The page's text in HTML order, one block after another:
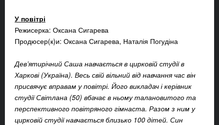
У повітрі
Режисерка: Оксана Сигарева
Продюсер(к)и: Оксана Сигарева, Наталія Погудіна
Дев’ятирічний Саша навчається в цирковій студії в
Харкові (Україна). Весь свій вільний від навчання час він
присвячує вправам у повітрі. Його викладач і керівник
студії Світлана (50) вбачає в ньому талановитого та
перспективного повітряного гімнаста. Разом з ним у
цирковій студії навчається близько 100 дітей. Син